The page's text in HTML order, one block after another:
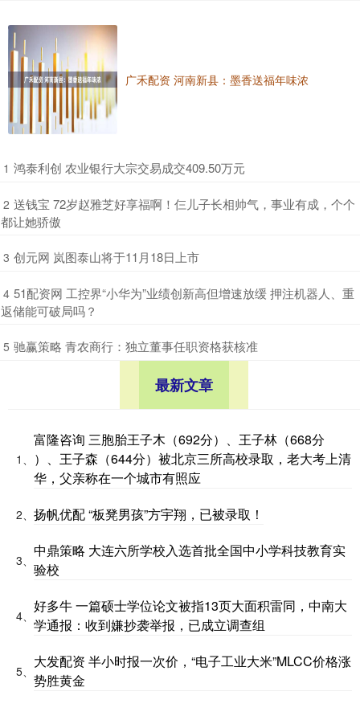
广禾配资 河南新县：墨香送福年味浓
1 ​鸿泰利创 农业银行大宗交易成交409.50万元
2 ​送钱宝 72岁赵雅芝好享福啊！仨儿子长相帅气，事业有成，个个
都让她骄傲
3 ​创元网 岚图泰山将于11月18日上市
4 ​51配资网 工控界“小华为”业绩创新高但增速放缓 押注机器人、重
返储能可破局吗？
5 ​驰赢策略 青农商行：独立董事任职资格获核准
最新文章
1、
富隆咨询 三胞胎王子木（692分）、王子林（668分
）、王子森（644分）被北京三所高校录取，老大考上清
华，父亲称在一个城市有照应
2、 扬帆优配 “板凳男孩”方宇翔，已被录取！
3、
中鼎策略 大连六所学校入选首批全国中小学科技教育实
验校
4、
好多牛 一篇硕士学位论文被指13页大面积雷同，中南大
学通报：收到嫌抄袭举报，已成立调查组
5、
大发配资 半小时报一次价，“电子工业大米”MLCC价格涨
势胜黄金